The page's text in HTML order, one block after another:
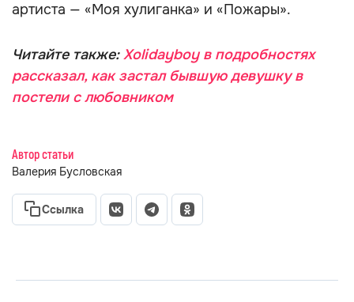
артиста — «Моя хулиганка» и «Пожары».
Читайте также:Xolidayboy в подробностях
рассказал, как застал бывшую девушку в
постели с любовником
Автор статьи
Валерия Бусловская
Ссылка